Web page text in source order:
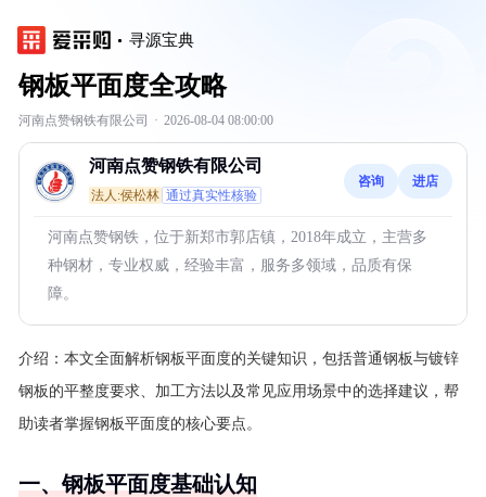
寻源宝典
钢板平面度全攻略
河南点赞钢铁有限公司 · 2026-08-04 08:00:00
河南点赞钢铁有限公司
法人:侯松林 通过真实性核验
咨询 进店
河南点赞钢铁，位于新郑市郭店镇，2018年成立，主营多
种钢材，专业权威，经验丰富，服务多领域，品质有保
障。
介绍： 本文全面解析钢板平面度的关键知识，包括普通钢板与镀锌
钢板的平整度要求、加工方法以及常见应用场景中的选择建议，帮
助读者掌握钢板平面度的核心要点。
一、钢板平面度基础认知